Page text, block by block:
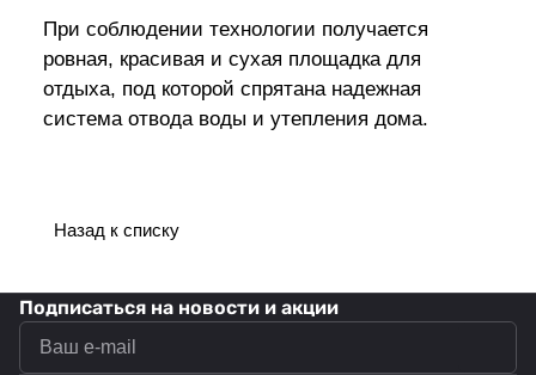
При соблюдении технологии получается
ровная, красивая и сухая площадка для
отдыха, под которой спрятана надежная
система отвода воды и утепления дома.
Назад к списку
Подписаться на новости и акции